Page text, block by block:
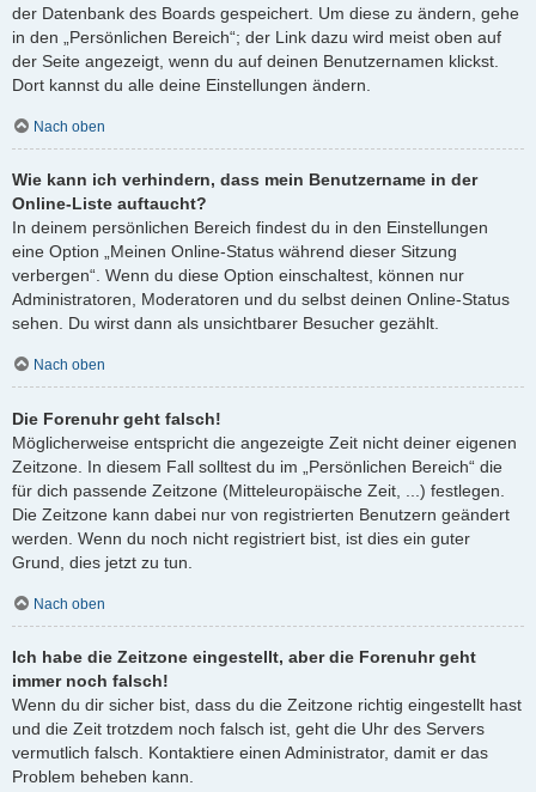
der Datenbank des Boards gespeichert. Um diese zu ändern, gehe
in den „Persönlichen Bereich“; der Link dazu wird meist oben auf
der Seite angezeigt, wenn du auf deinen Benutzernamen klickst.
Dort kannst du alle deine Einstellungen ändern.
Nach oben
Wie kann ich verhindern, dass mein Benutzername in der
Online-Liste auftaucht?
In deinem persönlichen Bereich findest du in den Einstellungen
eine Option „Meinen Online-Status während dieser Sitzung
verbergen“. Wenn du diese Option einschaltest, können nur
Administratoren, Moderatoren und du selbst deinen Online-Status
sehen. Du wirst dann als unsichtbarer Besucher gezählt.
Nach oben
Die Forenuhr geht falsch!
Möglicherweise entspricht die angezeigte Zeit nicht deiner eigenen
Zeitzone. In diesem Fall solltest du im „Persönlichen Bereich“ die
für dich passende Zeitzone (Mitteleuropäische Zeit, ...) festlegen.
Die Zeitzone kann dabei nur von registrierten Benutzern geändert
werden. Wenn du noch nicht registriert bist, ist dies ein guter
Grund, dies jetzt zu tun.
Nach oben
Ich habe die Zeitzone eingestellt, aber die Forenuhr geht
immer noch falsch!
Wenn du dir sicher bist, dass du die Zeitzone richtig eingestellt hast
und die Zeit trotzdem noch falsch ist, geht die Uhr des Servers
vermutlich falsch. Kontaktiere einen Administrator, damit er das
Problem beheben kann.